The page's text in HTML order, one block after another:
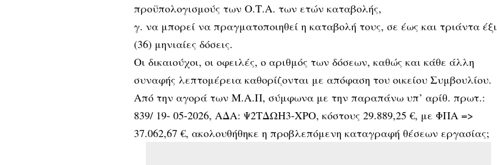
προϋπολογισμούς των Ο.Τ.Α. των ετών καταβολής,
γ. να μπορεί να πραγματοποιηθεί η καταβολή τους, σε έως και τριάντα έξι
(36) μηνιαίες δόσεις.
Οι δικαιούχοι, οι οφειλές, ο αριθμός των δόσεων, καθώς και κάθε άλλη
συναφής λεπτομέρεια καθορίζονται με απόφαση του οικείου Συμβουλίου.
Από την αγορά των Μ.Α.Π, σύμφωνα με την παραπάνω υπ’ αρίθ. πρωτ.:
839/ 19- 05-2026, ΑΔΑ: Ψ2ΤΔΩΗ3-ΧΡΟ, κόστους 29.889,25 €, με ΦΠΑ =>
37.062,67 €, ακολουθήθηκε η προβλεπόμενη καταγραφή θέσεων εργασίας;